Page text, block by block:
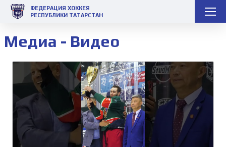
ФЕДЕРАЦИЯ ХОККЕЯ
РЕСПУБЛИКИ ТАТАРСТАН
Медиа - Видео